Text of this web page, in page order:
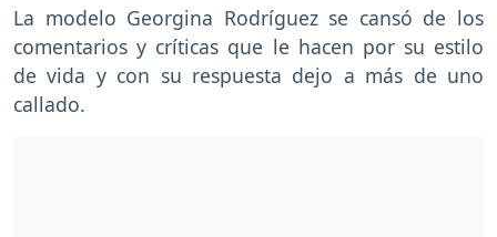
La modelo Georgina Rodríguez se cansó de los
comentarios y críticas que le hacen por su estilo
de vida y con su respuesta dejo a más de uno
callado.